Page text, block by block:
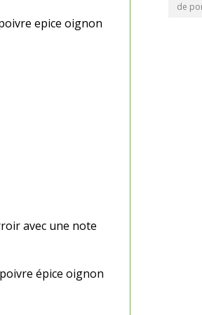
epice oignon
avec une note
épice oignon
de